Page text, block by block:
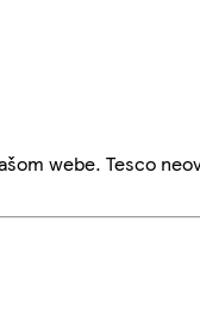
webe. Tesco